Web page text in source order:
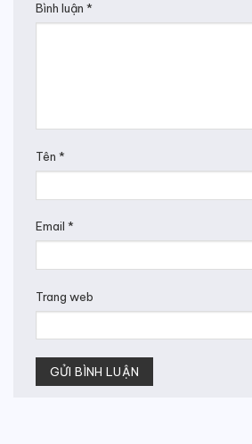
Bình luận *
Tên *
Email *
Trang web